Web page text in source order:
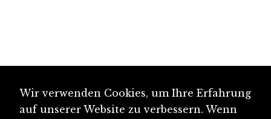
Wir verwenden Cookies, um Ihre Erfahrung
auf unserer Website zu verbessern. Wenn